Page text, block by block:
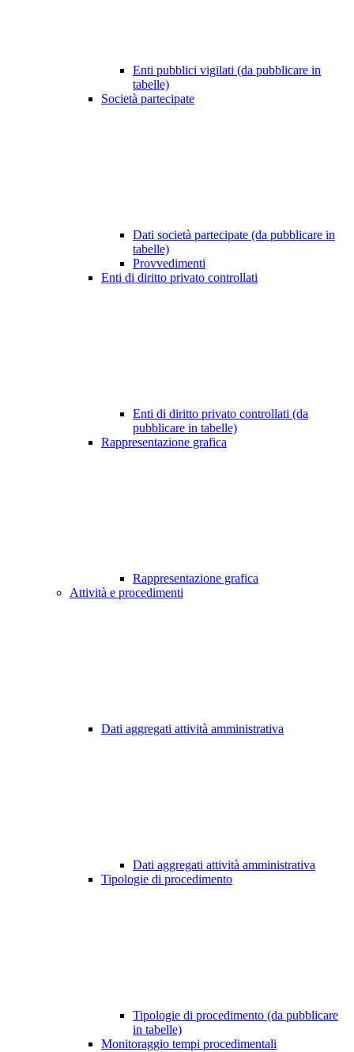
Enti pubblici vigilati (da pubblicare in
tabelle)
Società partecipate
Dati società partecipate (da pubblicare in
tabelle)
Provvedimenti
Enti di diritto privato controllati
Enti di diritto privato controllati (da
pubblicare in tabelle)
Rappresentazione grafica
Rappresentazione grafica
Attività e procedimenti
Dati aggregati attività amministrativa
Dati aggregati attività amministrativa
Tipologie di procedimento
Tipologie di procedimento (da pubblicare
in tabelle)
Monitoraggio tempi procedimentali